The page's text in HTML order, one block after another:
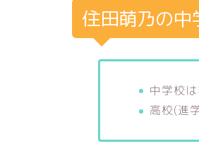
住田萌乃の中
中学校
高校(進